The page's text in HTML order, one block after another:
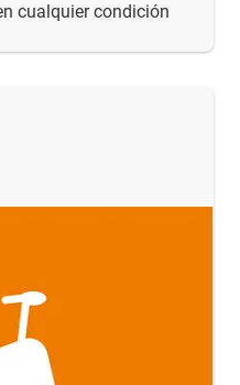
cualquier condición